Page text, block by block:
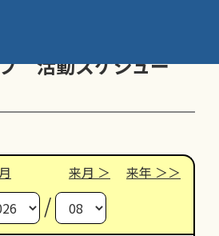
活動スケジュー
来月 来年
/